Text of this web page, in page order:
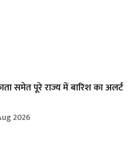
समेत पूरे राज्य में बारिश का अलर्ट
2026